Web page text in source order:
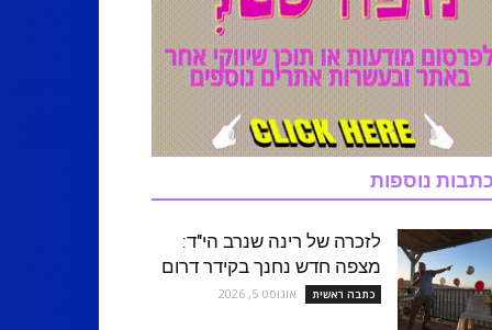
נוספות
לזכרה של רינה שנרב הי"ד:
מצפה חדש נחנך בקידר דרום
כתבה ראשית אוגוסט 5, 2026